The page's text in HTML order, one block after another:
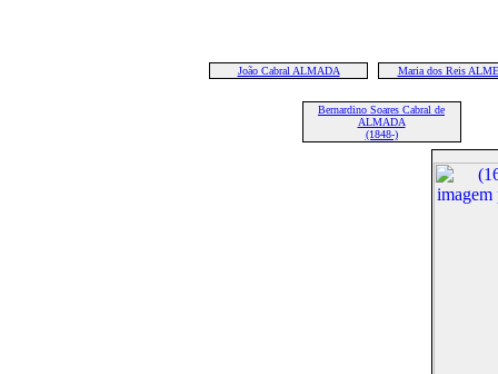
João Cabral ALMADA Maria dos Reis
Bernardino Soares Cabral de
ALMADA
(1848-)